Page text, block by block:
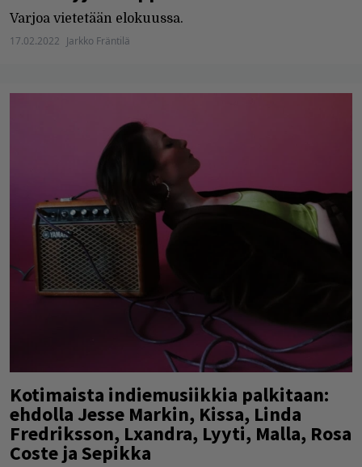
Varjoa vietetään elokuussa.
17.02.2022 Jarkko Fräntilä
Kotimaista indiemusiikkia palkitaan:
ehdolla Jesse Markin, Kissa, Linda
Fredriksson, Lxandra, Lyyti, Malla, Rosa
Coste ja Sepikka